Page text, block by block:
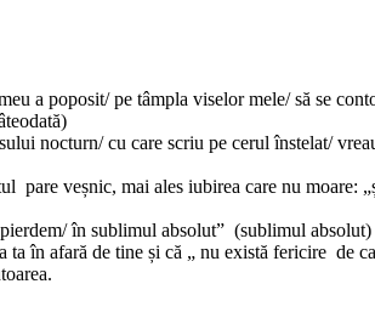
a poposit/ pe tâmpla viselor mele/ să se
nocturn/ cu care scriu pe cerul înstelat/
veșnic, mai ales iubirea care nu moare:
pierdem/ în sublimul absolut” (sublimul absolut)
în afară de tine și că „ nu există fericire de